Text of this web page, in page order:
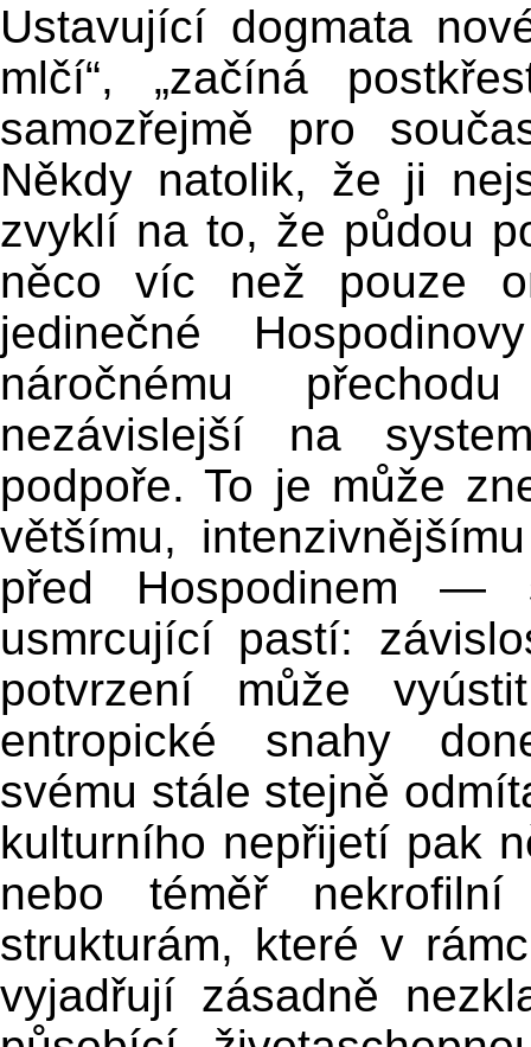
Ustavující dogmata
mlčí“, „začíná
samozřejmě pro
Někdy natolik, že ji
zvyklí na to, že půdou
něco víc než pouze
jedinečné
náročnému
nezávislejší na
podpoře. To je může
většímu,
před Hospodinem —
usmrcující pastí:
potvrzení může
entropické snahy
svému stále stejně
kulturního nepřijetí pak
nebo téměř
strukturám, které v
vyjadřují zásadně